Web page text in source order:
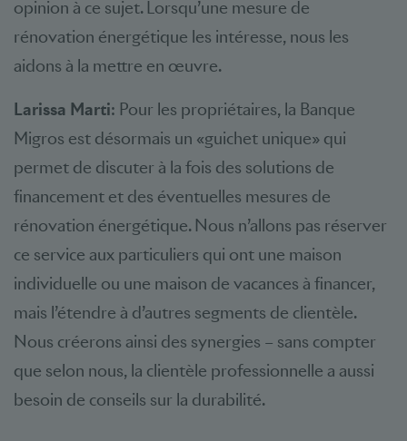
opinion à ce sujet. Lorsqu’une mesure de
rénovation énergétique les intéresse, nous les
aidons à la mettre en œuvre.
Larissa Marti: Pour les propriétaires, la Banque
Migros est désormais un «guichet unique» qui
permet de discuter à la fois des solutions de
financement et des éventuelles mesures de
rénovation énergétique. Nous n’allons pas réserver
ce service aux particuliers qui ont une maison
individuelle ou une maison de vacances à financer,
mais l’étendre à d’autres segments de clientèle.
Nous créerons ainsi des synergies – sans compter
que selon nous, la clientèle professionnelle a aussi
besoin de conseils sur la durabilité.